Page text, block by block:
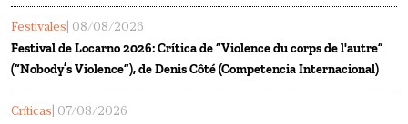
Festivales | 08/08/2026
Festival de Locarno 2026: Crítica de “Violence du corps de l'autre”
(“Nobody’s Violence”), de Denis Côté (Competencia Internacional)
Críticas | 07/08/2026